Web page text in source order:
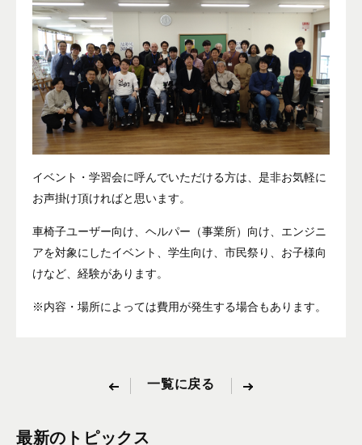
イベント・学習会に呼んでいただける方は、是非お気軽に
お声掛け頂ければと思います。
車椅子ユーザー向け、ヘルパー（事業所）向け、エンジニ
アを対象にしたイベント、学生向け、市民祭り、お子様向
けなど、経験があります。
※内容・場所によっては費用が発生する場合もあります。
一覧に戻る
最新のトピックス